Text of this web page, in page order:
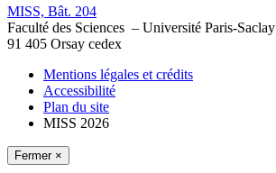
MISS, Bât. 204
Faculté des Sciences – Université Paris-Saclay
91 405 Orsay cedex
Mentions légales et crédits
Accessibilité
Plan du site
MISS 2026
Fermer ×